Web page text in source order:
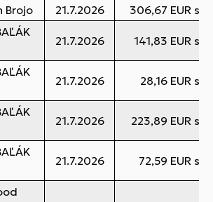
Brojo 21.7.2026 306,67 EUR s
21.7.2026 141,83 EUR s
21.7.2026 28,16 EUR s
21.7.2026 223,89 EUR s
21.7.2026 72,59 EUR s